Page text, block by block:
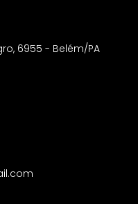
6955 - Belém/PA